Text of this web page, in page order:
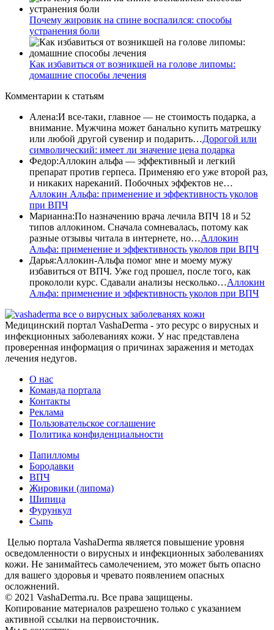
Почему жировик на спине воспалился: способы
устранения боли
Как избавиться от возникшей на голове липомы:
домашние способы лечения
Комментарии к статьям
Алена:И все-таки, главное — не стоимость подарка, а
внимание. Мужчина может банально купить матрешку
или любой другой сувенир и подарить…Дорогой или
символический: имеет ли значение цена подарка
Федор:Аллокин альфа — эффективный и легкий
препарат против герпеса. Применяю его уже второй раз,
и никаких нареканий. Побочных эффектов не…
Аллокин Альфа: применение и эффективность уколов
при ВПЧ
Марианна:По назначению врача лечила ВПЧ 18 и 52
типов аллокином. Сначала сомневалась, потому как
разные отзывы читала в интернете, но…Аллокин
Альфа: применение и эффективность уколов при ВПЧ
Дарья:Аллокин-Альфа помог мне и моему мужу
избавиться от ВПЧ. Уже год прошел, после того, как
прокололи курс. Сдавали анализы несколько…Аллокин
Альфа: применение и эффективность уколов при ВПЧ
все о вирусных заболеванях кожи
Медицинский портал VashaDerma - это ресурс о вирусных и
инфекционных заболеваниях кожи. У нас представлена
проверенная информация о причинах заражения и методах
лечения недугов.
О нас
Команда портала
Контакты
Реклама
Пользовательское соглашение
Политика конфиденциальности
Папилломы
Бородавки
ВПЧ
Жировики (липома)
Шипица
Фурункул
Сыпь
Целью портала VashaDerma является повышение уровня
осведомленности о вирусных и инфекционных заболеваниях
кожи. Не занимайтесь самолечением, это может быть опасно
для вашего здоровья и чревато появлением опасных
осложнений.
© 2021 VashaDerma.ru. Все права защищены.
Копирование материалов разрешено только с указанием
активной ссылки на первоисточник.